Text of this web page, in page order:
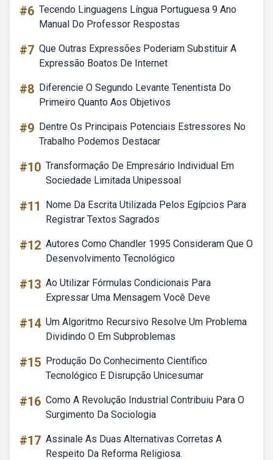
#6 Tecendo Linguagens Língua Portuguesa 9 Ano
Manual Do Professor Respostas
#7 Que Outras Expressões Poderiam Substituir A
Expressão Boatos De Internet
#8 Diferencie O Segundo Levante Tenentista Do
Primeiro Quanto Aos Objetivos
#9 Dentre Os Principais Potenciais Estressores No
Trabalho Podemos Destacar
#10 Transformação De Empresário Individual Em
Sociedade Limitada Unipessoal
#11
Nome Da Escrita Utilizada Pelos Egípcios Para
Registrar Textos Sagrados
#12 Autores Como Chandler 1995 Consideram Que O
Desenvolvimento Tecnológico
#13 Ao Utilizar Fórmulas Condicionais Para
Expressar Uma Mensagem Você Deve
#14 Um Algoritmo Recursivo Resolve Um Problema
Dividindo O Em Subproblemas
#15 Produção Do Conhecimento Científico
Tecnológico E Disrupção Unicesumar
#16 Como A Revolução Industrial Contribuiu Para O
Surgimento Da Sociologia
#17 Assinale As Duas Alternativas Corretas A
Respeito Da Reforma Religiosa.